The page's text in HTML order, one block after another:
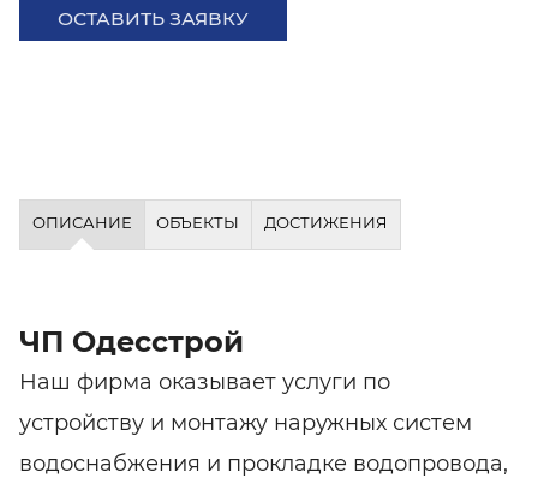
ОСТАВИТЬ ЗАЯВКУ
ОПИСАНИЕ ОБЪЕКТЫ ДОСТИЖЕНИЯ
ЧП Одесстрой
Наш фирма оказывает услуги по
устройству и монтажу наружных систем
водоснабжения и прокладке водопровода,